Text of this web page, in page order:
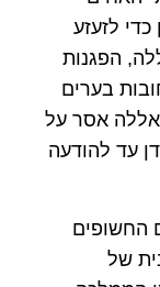
לזעזע
הפגנות
בערים
אסר על
עד להודעה
החשופים
של